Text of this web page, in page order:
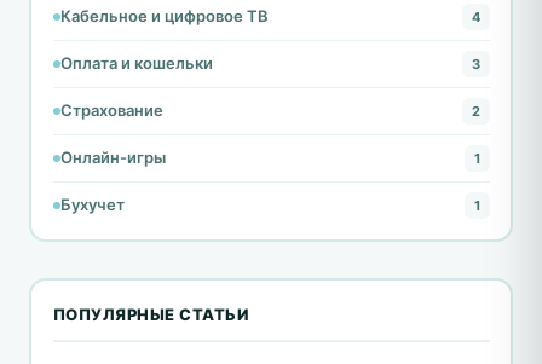
Кабельное и цифровое ТВ 4
Оплата и кошельки 3
Страхование 2
Онлайн-игры 1
Бухучет 1
ПОПУЛЯРНЫЕ СТАТЬИ